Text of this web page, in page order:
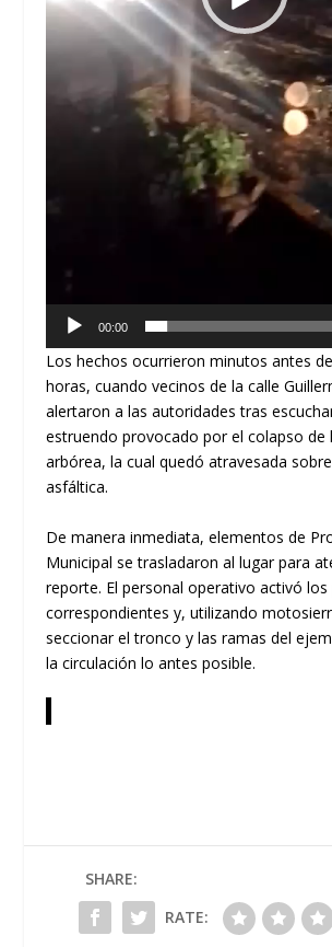
00:00
​Los hechos ocurrieron minutos antes
horas, cuando vecinos de lacalle
alertaron a las autoridades tras
estruendo provocado por el colapso de
arbórea, la cual quedó atravesada
asfáltica.
​De manera inmediata, elementos de
Municipal se trasladaron al lugar para
reporte. El personal operativo activó
correspondientes y, utilizando
seccionar el tronco y las ramas del
la circulación lo antes posible.
SHARE:
RATE: